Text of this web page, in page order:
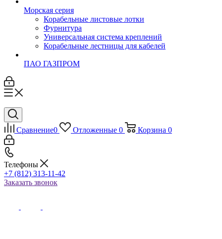
Морская серия
Корабельные листовые лотки
Фурнитура
Универсальная система креплений
Корабельные лестницы для кабелей
ПАО ГАЗПРОМ
Сравнение0 Отложенные 0 Корзина 0
Телефоны
+7 (812) 313-11-42
Заказать звонок